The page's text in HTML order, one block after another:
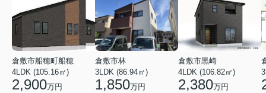
倉敷市船穂町船穂
4LDK (105.16㎡)
2,900万円
倉敷市林
3LDK (86.94㎡)
1,850万円
倉敷市黒崎
4LDK (106.82㎡)
2,380万円